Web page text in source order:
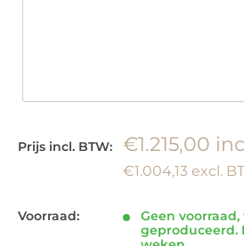
Prijs incl. BTW: €1.215,00
€1.004,13
Voorraad:
Geen
geproduceerd.